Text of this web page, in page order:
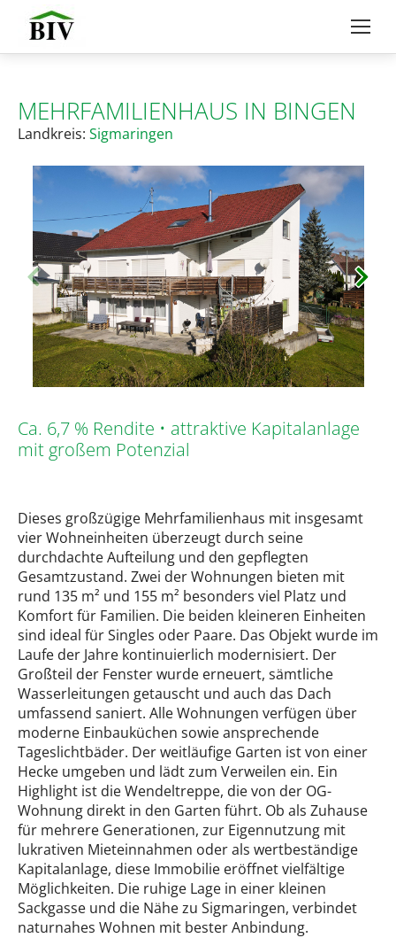
MEHRFAMILIENHAUS IN BINGEN
Landkreis: Sigmaringen
Ca. 6,7 % Rendite • attraktive Kapitalanlage
mit großem Potenzial
Dieses großzügige Mehrfamilienhaus mit insgesamt
vier Wohneinheiten überzeugt durch seine
durchdachte Aufteilung und den gepflegten
Gesamtzustand. Zwei der Wohnungen bieten mit
rund 135 m² und 155 m² besonders viel Platz und
Komfort für Familien. Die beiden kleineren Einheiten
sind ideal für Singles oder Paare. Das Objekt wurde im
Laufe der Jahre kontinuierlich modernisiert. Der
Großteil der Fenster wurde erneuert, sämtliche
Wasserleitungen getauscht und auch das Dach
umfassend saniert. Alle Wohnungen verfügen über
moderne Einbauküchen sowie ansprechende
Tageslichtbäder. Der weitläufige Garten ist von einer
Hecke umgeben und lädt zum Verweilen ein. Ein
Highlight ist die Wendeltreppe, die von der OG-
Wohnung direkt in den Garten führt. Ob als Zuhause
für mehrere Generationen, zur Eigennutzung mit
lukrativen Mieteinnahmen oder als wertbeständige
Kapitalanlage, diese Immobilie eröffnet vielfältige
Möglichkeiten. Die ruhige Lage in einer kleinen
Sackgasse und die Nähe zu Sigmaringen, verbindet
naturnahes Wohnen mit bester Anbindung.